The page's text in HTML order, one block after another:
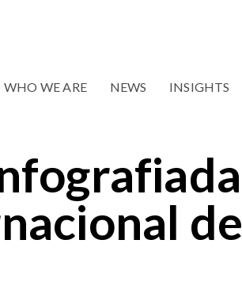
WHO WE ARE NEWS INSIGHTS